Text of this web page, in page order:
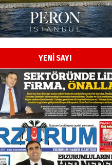
YENİ SAYI
Esat BİNDESEN